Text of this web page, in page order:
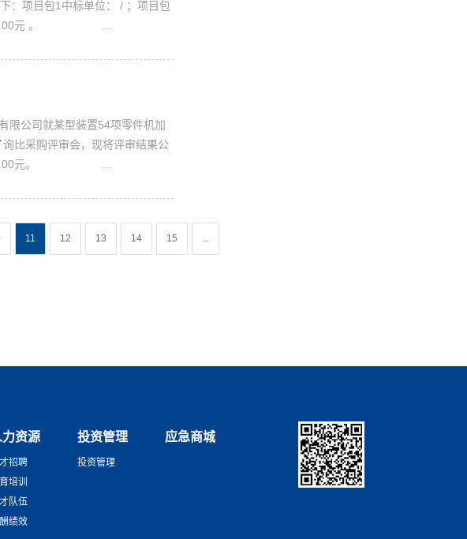
：项目包1中标单位： / ；项目包
元 。 ...
限公司就某型装置54项零件机加
比采购评审会，现将评审结果公
71500.00元。 ...
11 12 13 14 15 ...
力资源
招聘
培训
队伍
绩效
投资管理
投资管理
应急商城